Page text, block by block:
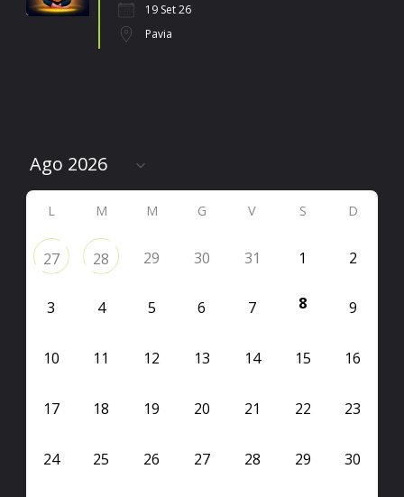
19 Set 26
Pavia
L M M G V S D
27 28 29 30 31 1 2
3 4 5 6 7 8 9
10 11 12 13 14 15 16
17 18 19 20 21 22 23
24 25 26 27 28 29 30